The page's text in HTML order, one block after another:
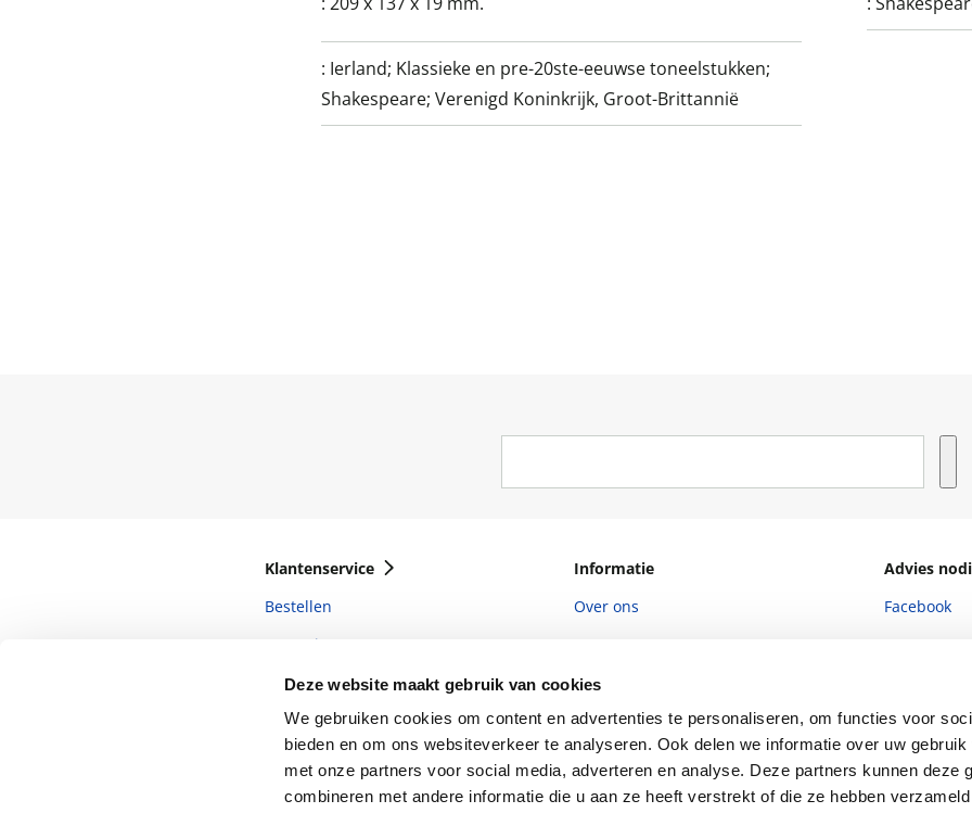
Deze website maakt gebruik van cookies
We gebruiken cookies om content en advertenties te personaliseren, om functies voor
bieden en om ons websiteverkeer te analyseren. Ook delen we informatie over uw
met onze partners voor social media, adverteren en analyse. Deze partners kunnen deze
combineren met andere informatie die u aan ze heeft verstrekt of die ze hebben
: Ierland; Klassieke en pre-20ste-eeuwse toneelstukken;
Shakespeare; Verenigd Koninkrijk, Groot-Brittannië
Klantenservice
Bestellen
Bezorging
Betalen
Retourneren
Informatie
Over ons
Winkels en openingstijden
Cadeaukaart
Ondernemer worden
Vulnerability Disclosure policy
Advies
Facebook
088 - 133